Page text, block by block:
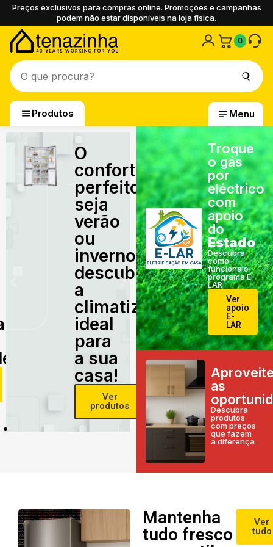
Preços exclusivos para compras online. Promoções e campanhas
podem não estar disponíveis na loja física.
0
Produtos Menu
O
conforto
perfeito,
seja
verão
ou
inverno,
descubra
a
climatização
ideal
para
a sua
casa!
Ver
produtos
Troque
o gás
por
eléctrico
com
apoio
do
Estado
Descubra
como
funciona o
programa E-
LAR
Ver
apoio
E-
LAR
as
Descubra
produtos
com preços
que fazem
a diferença
Mantenha
tudo fresco
Ver
tudo